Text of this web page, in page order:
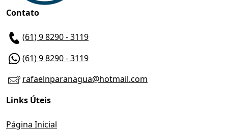
Contato
(61) 9 8290 - 3119
(61) 9 8290 - 3119
rafaelnparanagua@hotmail.com
Links Úteis
Página Inicial